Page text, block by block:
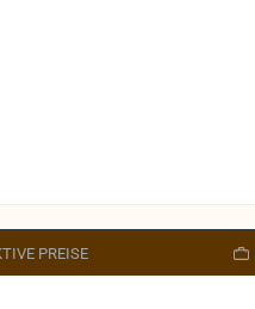
PREISE